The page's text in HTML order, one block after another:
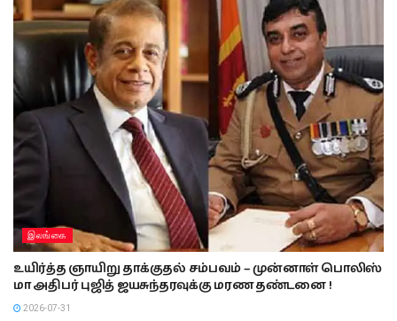
இலங்கை
உயிர்த்த ஞாயிறு தாக்குதல் சம்பவம் – முன்னாள் பொலிஸ்
மா அதிபர் புஜித் ஜயசுந்தரவுக்கு மரண தண்டனை !
2026-07-31